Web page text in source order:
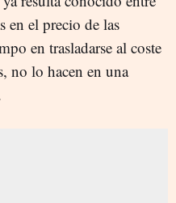
en el precio de las
en trasladarse al coste
no lo hacen en una